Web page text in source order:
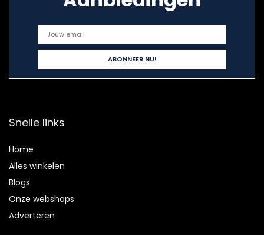
Snelle links
Home
Alles winkelen
Blogs
Onze webshops
Adverteren